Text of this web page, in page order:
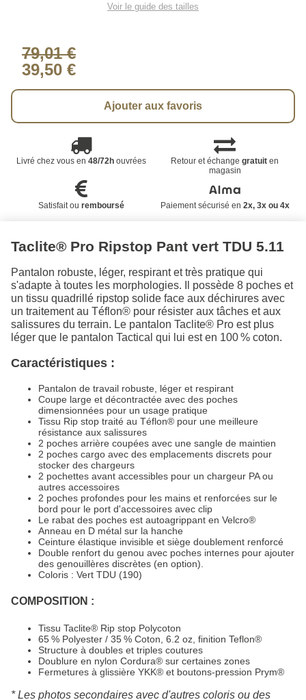
Voir le guide des tailles
79,01 €
39,50 €
Ajouter aux favoris
Livré chez vous en 48/72houvrées Retour et échangegratuit en
magasin
Satisfait ou remboursé Paiement sécurisé en 2x, 3x ou 4x
Taclite® Pro Ripstop Pant vert TDU 5.11
Pantalon robuste, léger, respirant et très pratique qui
s'adapte à toutes les morphologies. Il possède 8 poches et
un tissu quadrillé ripstop solide face aux déchirures avec
un traitement au Téflon® pour résister aux tâches et aux
salissures du terrain. Le pantalon Taclite® Pro est plus
léger que le pantalon Tactical qui lui est en 100 % coton.
Caractéristiques :
Pantalon de travail robuste, léger et respirant
Coupe large et décontractée avec des poches
dimensionnées pour un usage pratique
Tissu Rip stop traité au Téflon® pour une meilleure
résistance aux salissures
2 poches arrière coupées avec une sangle de maintien
2 poches cargo avec des emplacements discrets pour
stocker des chargeurs
2 pochettes avant accessibles pour un chargeur PA ou
autres accessoires
2 poches profondes pour les mains et renforcées sur le
bord pour le port d'accessoires avec clip
Le rabat des poches est autoagrippant en Velcro®
Anneau en D métal sur la hanche
Ceinture élastique invisible et siège doublement renforcé
Double renfort du genou avec poches internes pour ajouter
des genouillères discrètes (en option).
Coloris : Vert TDU (190)
COMPOSITION :
Tissu Taclite® Rip stop Polycoton
65 % Polyester / 35 % Coton, 6.2 oz, finition Teflon®
Structure à doubles et triples coutures
Doublure en nylon Cordura® sur certaines zones
Fermetures à glissière YKK® et boutons-pression Prym®
* Les photos secondaires avec d'autres coloris ou des